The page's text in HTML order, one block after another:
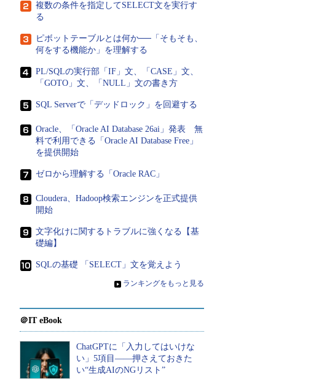
複数の条件を指定してSELECT文を実行す
る
ピボットテーブルとは何か──「そもそも、
何をする機能か」を理解する
PL/SQLの実行部「IF」文、「CASE」文、
「GOTO」文、「NULL」文の書き方
SQL Serverで「デッドロック」を回避する
Oracle、「Oracle AI Database 26ai」発表 無
料で利用できる「Oracle AI Database Free」
を提供開始
ゼロから理解する「Oracle RAC」
Cloudera、Hadoop検索エンジンを正式提供
開始
文字化けに関するトラブルに強くなる【基
礎編】
SQLの基礎 「SELECT」文を覚えよう
» ランキングをもっと見る
＠IT eBook
ChatGPTに「入力してはいけな
い」5項目――押さえておきた
い“生成AIのNGリスト”